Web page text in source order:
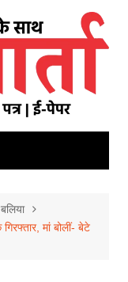
बलिया
मां बोलीं- बेटे